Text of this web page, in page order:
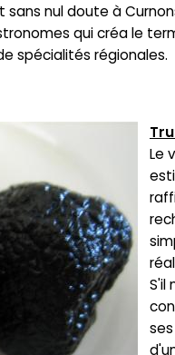
sans nul doute à
qui créa le
spécialités régionales.
Le
S'il